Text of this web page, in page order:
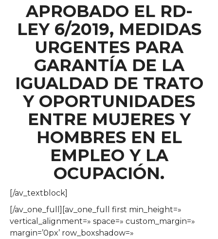
APROBADO EL RD-
LEY 6/2019, MEDIDAS
URGENTES PARA
GARANTÍA DE LA
IGUALDAD DE TRATO
Y OPORTUNIDADES
ENTRE MUJERES Y
HOMBRES EN EL
EMPLEO Y LA
OCUPACIÓN.
[/av_textblock]
[/av_one_full][av_one_full first min_height=»
vertical_alignment=» space=» custom_margin=»
margin=’0px’ row_boxshadow=»